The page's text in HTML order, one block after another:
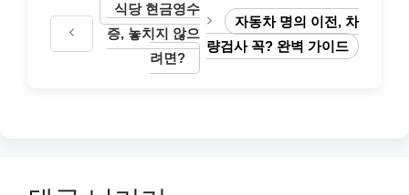
식당 현금영수
증, 놓치지 않으
려면?
자동차 명의 이전, 차
량검사 꼭? 완벽 가이드